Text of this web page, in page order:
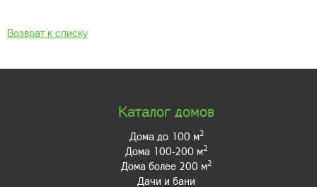
Возврат к списку
Каталог домов
Дома до 100 м2
Дома 100-200 м2
Дома более 200 м2
Дачи и бани